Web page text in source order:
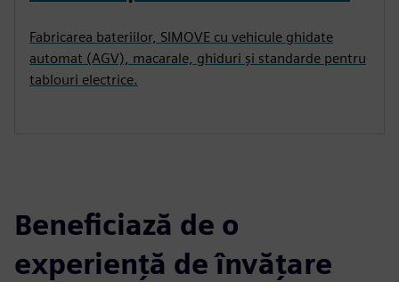
Fabricarea bateriilor, SIMOVE cu vehicule ghidate
automat (AGV), macarale, ghiduri și standarde pentru
tablouri electrice.
Beneficiază de o
experiență de învățare